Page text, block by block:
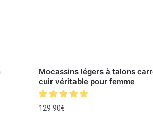
Mocassins légers à talons
cuir véritable pour femme
129.90€